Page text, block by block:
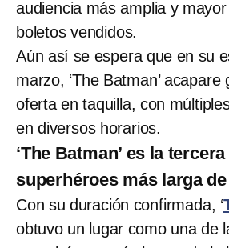
audiencia más amplia y
boletos vendidos.
Aún así se espera que en su
marzo, ‘The Batman’
oferta en taquilla, con
en diversos horarios.
‘The Batman’ es la
superhéroes más larga
Con su duración confirmada, ‘
obtuvo un lugar como una de